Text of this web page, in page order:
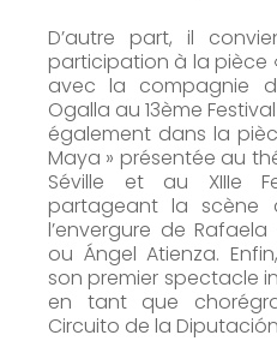
D’autre part, il
participation à la pièce
avec la compagnie
Ogalla au 13ème
également dans la
Maya » présentée au
Séville et au XIIIe
partageant la scène
l’envergure de
ou Ángel Atienza.
son premier spectacle
en tant que
Circuito de la Diputación